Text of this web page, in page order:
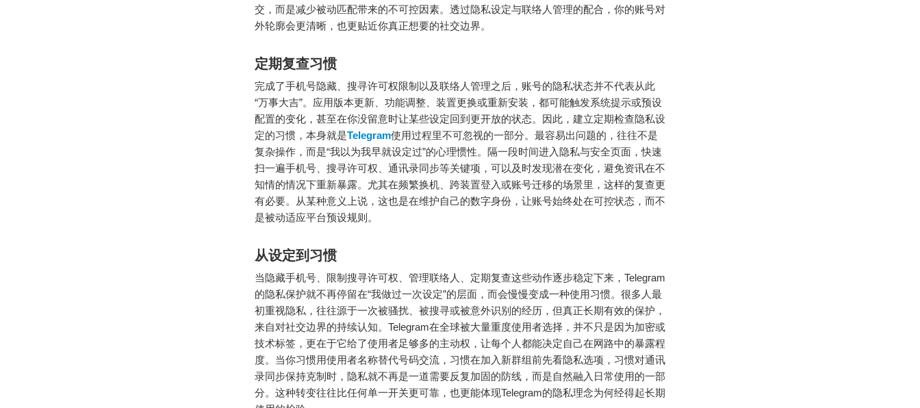
交，而是减少被动匹配带来的不可控因素。透过隐私设定与联络人管理的配合，你的账号对
外轮廓会更清晰，也更贴近你真正想要的社交边界。
定期复查习惯
完成了手机号隐藏、搜寻许可权限制以及联络人管理之后，账号的隐私状态并不代表从此
“万事大吉”。应用版本更新、功能调整、装置更换或重新安装，都可能触发系统提示或预设
配置的变化，甚至在你没留意时让某些设定回到更开放的状态。因此，建立定期检查隐私设
定的习惯，本身就是Telegram使用过程里不可忽视的一部分。最容易出问题的，往往不是
复杂操作，而是“我以为我早就设定过”的心理惯性。隔一段时间进入隐私与安全页面，快速
扫一遍手机号、搜寻许可权、通讯录同步等关键项，可以及时发现潜在变化，避免资讯在不
知情的情况下重新暴露。尤其在频繁换机、跨装置登入或账号迁移的场景里，这样的复查更
有必要。从某种意义上说，这也是在维护自己的数字身份，让账号始终处在可控状态，而不
是被动适应平台预设规则。
从设定到习惯
当隐藏手机号、限制搜寻许可权、管理联络人、定期复查这些动作逐步稳定下来，Telegram
的隐私保护就不再停留在“我做过一次设定”的层面，而会慢慢变成一种使用习惯。很多人最
初重视隐私，往往源于一次被骚扰、被搜寻或被意外识别的经历，但真正长期有效的保护，
来自对社交边界的持续认知。Telegram在全球被大量重度使用者选择，并不只是因为加密或
技术标签，更在于它给了使用者足够多的主动权，让每个人都能决定自己在网路中的暴露程
度。当你习惯用使用者名称替代号码交流，习惯在加入新群组前先看隐私选项，习惯对通讯
录同步保持克制时，隐私就不再是一道需要反复加固的防线，而是自然融入日常使用的一部
分。这种转变往往比任何单一开关更可靠，也更能体现Telegram的隐私理念为何经得起长期